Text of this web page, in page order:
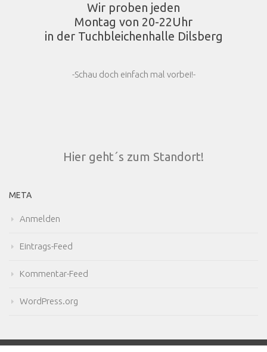
Wir proben jeden
Montag von 20-22Uhr
in der Tuchbleichenhalle Dilsberg
-Schau doch einfach mal vorbei!-
Hier geht´s zum Standort!
META
Anmelden
Eintrags-Feed
Kommentar-Feed
WordPress.org